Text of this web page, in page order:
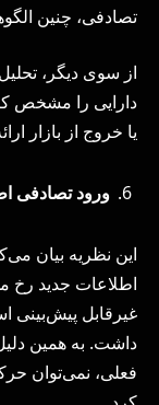
تصادفی، چنین
از سوی دیگر،
دارایی را مشخص
یا خروج از بازار
ورود تصادفی
این نظریه بیان
اطلاعات جدید رخ
غیرقابل پیش‌بینی
داشت. به همین
فعلی، نمی‌توان